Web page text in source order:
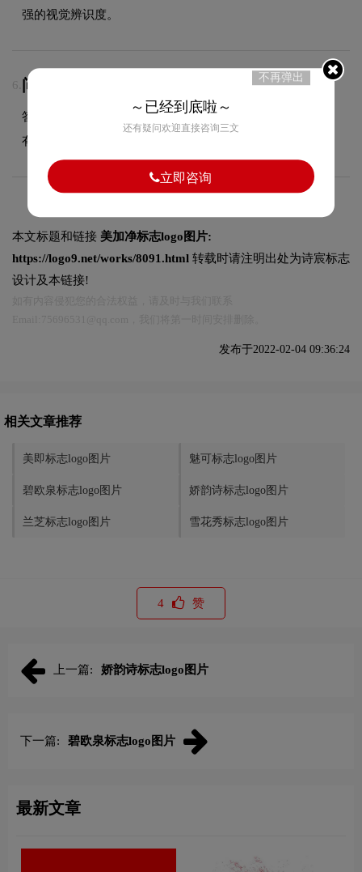
强的视觉辨识度。
6. 问：LOGO商用版权归属？
答：项目尾款结清后，LOGO设计版权将完整移交给甲方所
有，您可自由用于商业用途，无需额外支付版权费用。
本文标题和链接 美加净标志logo图片:
https://logo9.net/works/8091.html 转载时请注明出处为诗宸标志
设计及本链接!
发布于2022-02-04 09:36:24
相关文章推荐
美即标志logo图片 魅可标志logo图片
碧欧泉标志logo图片 娇韵诗标志logo图片
兰芝标志logo图片 雪花秀标志logo图片
4 赞
上一篇: 娇韵诗标志logo图片
下一篇: 碧欧泉标志logo图片
最新文章
不再弹出
～已经到底啦～
还有疑问欢迎直接咨询三文
立即咨询